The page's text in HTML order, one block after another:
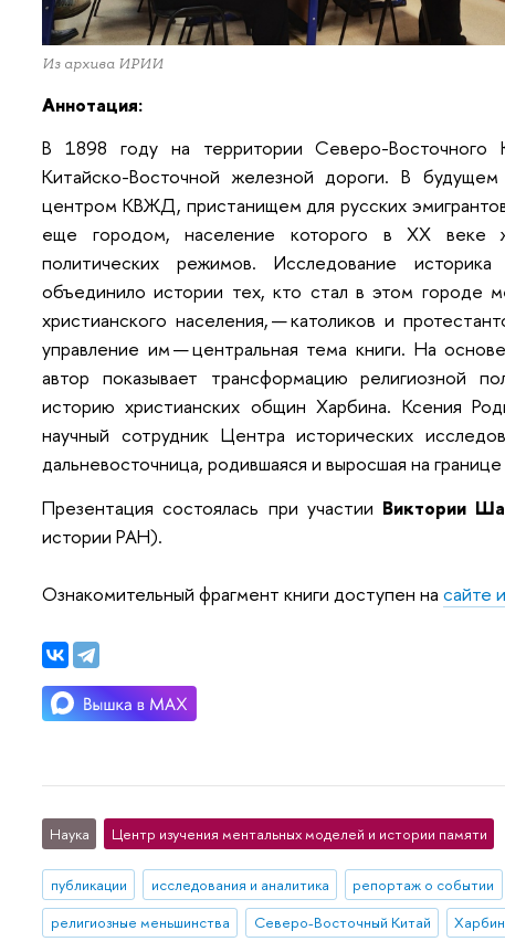
Из архива ИРИИ
Аннотация:
В 1898 году на территории Северо-Восточного
Китайско-Восточной железной дороги. В
центром КВЖД, пристанищем для русских
еще городом, население которого в XX веке
политических режимов. Исследование
объединило истории тех, кто стал в этом городе
христианского населения, — католиков и
управление им — центральная тема книги. На
автор показывает трансформацию религиозной
историю христианских общин Харбина. Ксения
научный сотрудник Центра исторических
дальневосточница, родившаяся и выросшая на
Презентация состоялась при участии Виктории
истории РАН).
Ознакомительный фрагмент книги доступен насайте
Наука Центр изучения ментальных моделей и истории памяти
публикации исследования и аналитика репортаж о событии
религиозные меньшинства
Северо-Восточный Китай Харбин